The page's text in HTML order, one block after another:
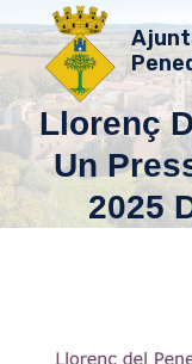
al
contingut
Llorenç
Un
2025